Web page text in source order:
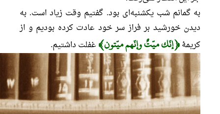
به گمانم شب یکشنبه‌ای بود. گفتیم وقت زیاد است. به
دیدن خورشید بر فراز سر خود عادت کرده بودیم و از
کریمۀ﴿إنّك میّتٌ وإنّهم میّتون﴾غفلت داشتیم.